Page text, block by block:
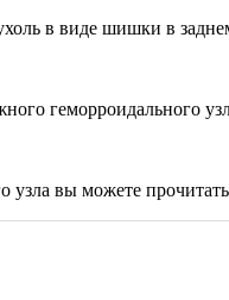
в виде шишки в
геморроидального
узла вы можете